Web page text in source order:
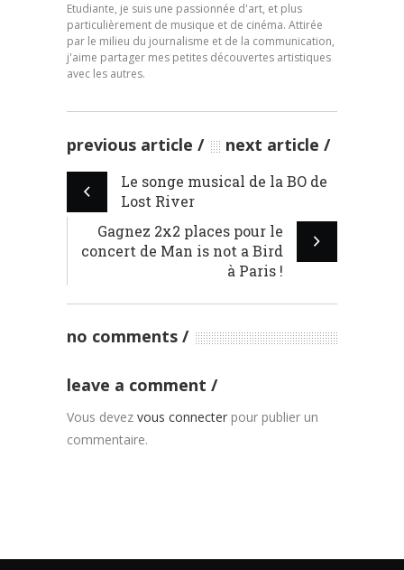
Etudiante, je suis une passionnée d'art, et plus
particulièrement de musique et de cinéma. Attirée
par le milieu du journalisme et de la communication,
j'aime partager mes petites découvertes artistiques
avec les autres.
previous article next article
Le songe musical de la BO de
Lost River
Gagnez 2x2 places pour le
concert de Man is not a Bird
à Paris !
no comments
leave a comment
Vous devez vous connecter pour publier un
commentaire.